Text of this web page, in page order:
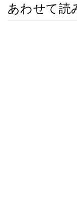
あわせて読